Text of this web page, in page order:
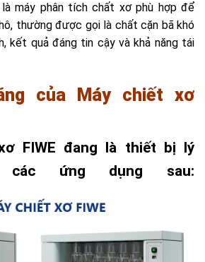
máy phân tích chất xơ phù hợp để
thường được gọi là chất cặn bã khó
kết quả đáng tin cậy và khả năng tái
của Máy chiết xơ
FIWE đang là thiết bị lý
các ứng dụng sau: